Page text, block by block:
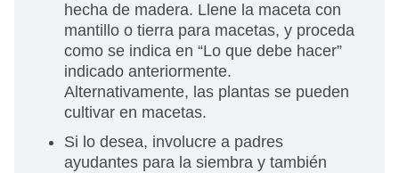
hecha de madera. Llene la maceta con
mantillo o tierra para macetas, y proceda
como se indica en “Lo que debe hacer”
indicado anteriormente.
Alternativamente, las plantas se pueden
cultivar en macetas.
Si lo desea, involucre a padres
ayudantes para la siembra y también